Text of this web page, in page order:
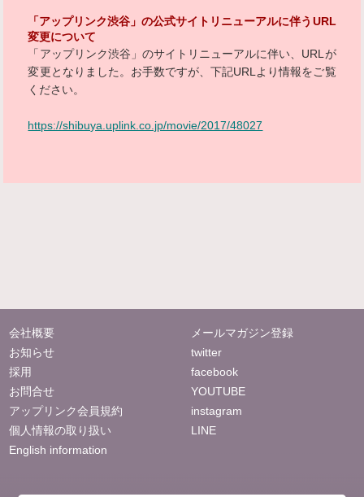
「アップリンク渋谷」の公式サイトリニューアルに伴うURL
変更について
「アップリンク渋谷」のサイトリニューアルに伴い、URLが
変更となりました。お手数ですが、下記URLより情報をご覧
ください。
https://shibuya.uplink.co.jp/movie/2017/48027
会社概要
お知らせ
採用
お問合せ
アップリンク会員規約
個人情報の取り扱い
English information
メールマガジン登録
twitter
facebook
YOUTUBE
instagram
LINE